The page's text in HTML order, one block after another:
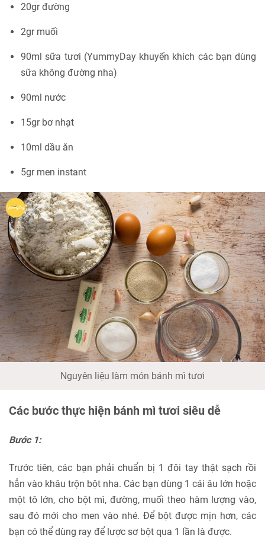
20gr đường
2gr muối
90ml sữa tươi (YummyDay khuyến khích các bạn dùng
sữa không đường nha)
90ml nước
15gr bơ nhạt
10ml dầu ăn
5gr men instant
Nguyên liệu làm món bánh mì tươi
Các bước thực hiện bánh mì tươi siêu dễ
Bước 1:
Trước tiên, các bạn phải chuẩn bị 1 đôi tay thật sạch rồi
hẳn vào khâu trộn bột nha. Các bạn dùng 1 cái âu lớn hoặc
một tô lớn, cho bột mì, đường, muối theo hàm lượng vào,
sau đó mới cho men vào nhé. Để bột được mịn hơn, các
bạn có thể dùng ray để lược sơ bột qua 1 lần là được.